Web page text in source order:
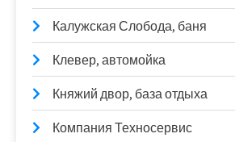
Калужская Слобода, баня
Клевер, автомойка
Княжий двор, база отдыха
Компания Техносервис